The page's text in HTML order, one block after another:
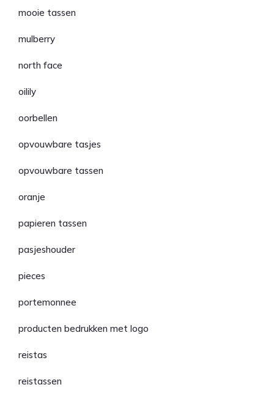
mooie tassen
mulberry
north face
oilily
oorbellen
opvouwbare tasjes
opvouwbare tassen
oranje
papieren tassen
pasjeshouder
pieces
portemonnee
producten bedrukken met logo
reistas
reistassen